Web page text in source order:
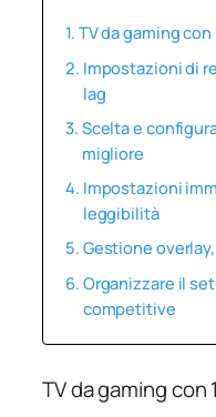
TV da gaming
Impostazioni di
lag
Scelta e
migliore
Impostazioni
leggibilità
Gestione
Organizzare il
competitive
TV da gaming con